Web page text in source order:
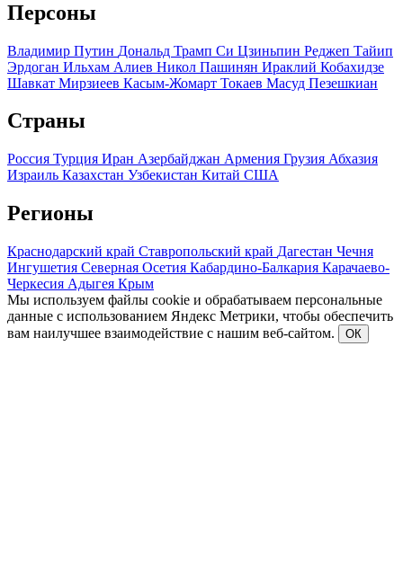
Персоны
Владимир Путин Дональд Трамп Си Цзиньпин Реджеп Тайип
Эрдоган Ильхам Алиев Никол Пашинян Ираклий Кобахидзе
Шавкат Мирзиеев Касым-Жомарт Токаев Масуд Пезешкиан
Страны
Россия Турция Иран Азербайджан Армения Грузия Абхазия
Израиль Казахстан Узбекистан Китай США
Регионы
Краснодарский край Ставропольский край Дагестан Чечня
Ингушетия Северная Осетия Кабардино-Балкария Карачаево-
Черкесия Адыгея Крым
Мы используем файлы cookie и обрабатываем персональные
данные с использованием Яндекс Метрики, чтобы обеспечить
вам наилучшее взаимодействие с нашим веб-сайтом.
ОК